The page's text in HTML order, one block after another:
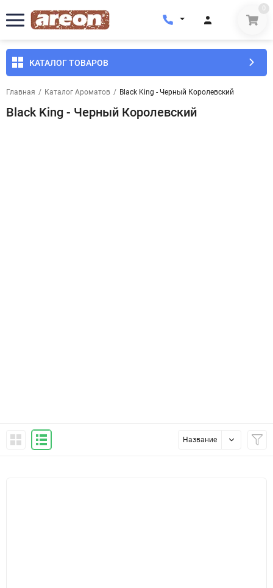
0
КАТАЛОГ ТОВАРОВ
Главная / Каталог Ароматов / Black King - Черный Королевский
Black King - Черный Королевский
Название